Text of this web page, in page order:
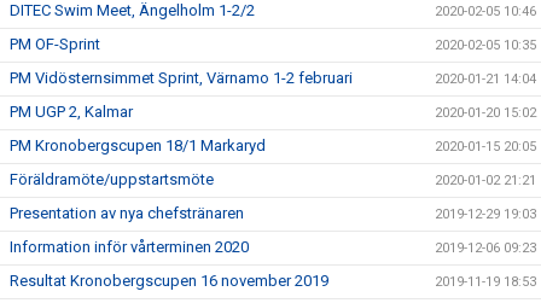
DITEC Swim Meet, Ängelholm 1-2/2 2020-02-05 10:46
PM OF-Sprint 2020-02-05 10:35
PM Vidösternsimmet Sprint, Värnamo 1-2 februari 2020-01-21 14:04
PM UGP 2, Kalmar 2020-01-20 15:02
PM Kronobergscupen 18/1 Markaryd 2020-01-15 20:05
Föräldramöte/uppstartsmöte 2020-01-02 21:21
Presentation av nya chefstränaren 2019-12-29 19:03
Information inför vårterminen 2020 2019-12-06 09:23
Resultat Kronobergscupen 16 november 2019 2019-11-19 18:53